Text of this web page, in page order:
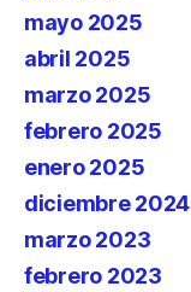
mayo 2025
abril 2025
marzo 2025
febrero 2025
enero 2025
diciembre 2024
marzo 2023
febrero 2023